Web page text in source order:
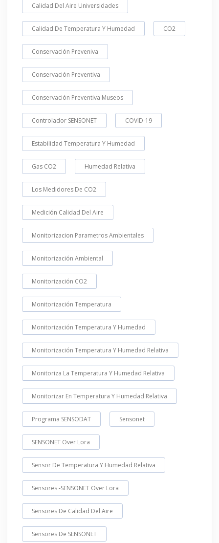
Calidad Del Aire Universidades
Calidad De Temperatura Y Humedad CO2
Conservación Preveniva
Conservación Preventiva
Conservación Preventiva Museos
Controlador SENSONET COVID-19
Estabilidad Temperatura Y Humedad
Gas CO2 Humedad Relativa
Los Medidores De CO2
Medición Calidad Del Aire
Monitorizacion Parametros Ambientales
Monitorización Ambiental
Monitorización CO2
Monitorización Temperatura
Monitorización Temperatura Y Humedad
Monitorización Temperatura Y Humedad Relativa
Monitoriza La Temperatura Y Humedad Relativa
Monitorizar En Temperatura Y Humedad Relativa
Programa SENSODAT Sensonet
SENSONET Over Lora
Sensor De Temperatura Y Humedad Relativa
Sensores -SENSONET Over Lora
Sensores De Calidad Del Aire
Sensores De SENSONET